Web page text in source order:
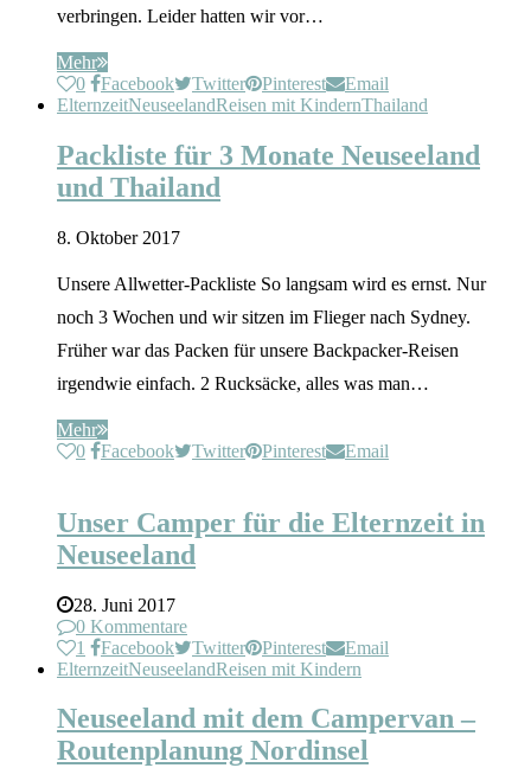
verbringen. Leider hatten wir vor…
Mehr
0
Facebook Twitter Pinterest
Email
ElternzeitNeuseelandReisen mit KindernThailand
Packliste für 3 Monate Neuseeland
und Thailand
8. Oktober 2017
Unsere Allwetter-Packliste So langsam wird es ernst. Nur
noch 3 Wochen und wir sitzen im Flieger nach Sydney.
Früher war das Packen für unsere Backpacker-Reisen
irgendwie einfach. 2 Rucksäcke, alles was man…
Mehr
0
Facebook Twitter Pinterest
Email
Unser Camper für die Elternzeit in
Neuseeland
28. Juni 2017
0 Kommentare
1
Facebook Twitter Pinterest
Email
ElternzeitNeuseelandReisen mit Kindern
Neuseeland mit dem Campervan –
Routenplanung Nordinsel